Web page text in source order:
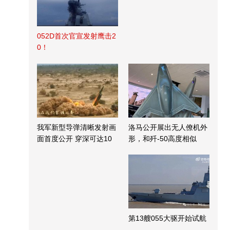
052D首次官宣发射鹰击2
0！
我军新型导弹清晰发射画
面首度公开 穿深可达10
洛马公开展出无人僚机外
形，和歼-50高度相似
第13艘055大驱开始试航